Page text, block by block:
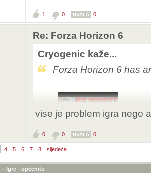
1 0 HVALA 0
Re: Forza Horizon 6
Cryogenic kaže...
Forza Horizon 6 has
vise je problem igra nego
0 0 HVALA 0
4 5 6 7 8 sljedeća
» Igre - općenito »